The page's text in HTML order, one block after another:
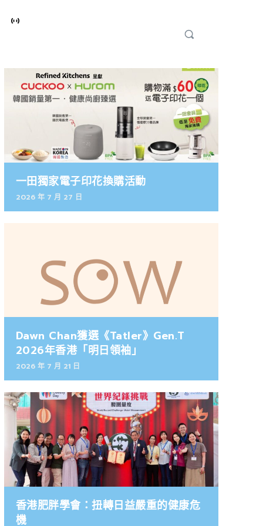
一田獨家電子印花換購活動
2026 年 7 月 27 日
Dawn Chan獲選《Tatler》Gen.T
2026年香港「明日領袖」
2026 年 7 月 21 日
香港肥胖學會：扭轉日益嚴重的健康危
機